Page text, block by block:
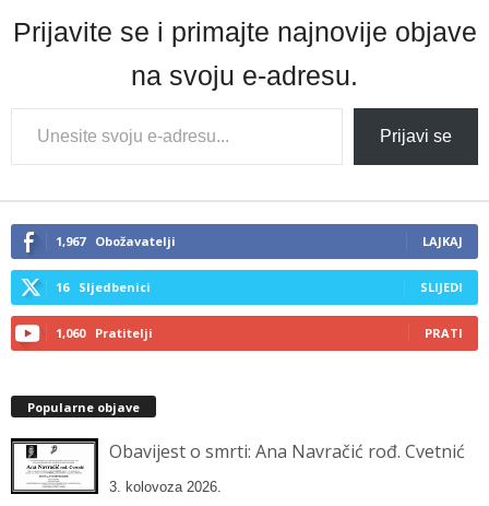
Prijavite se i primajte najnovije objave
na svoju e-adresu.
Type
your
email…
Prijavi se
1,967 Obožavatelji LAJKAJ
16 Sljedbenici SLIJEDI
1,060 Pratitelji PRATI
Popularne objave
Obavijest o smrti: Ana Navračić rođ. Cvetnić
3. kolovoza 2026.